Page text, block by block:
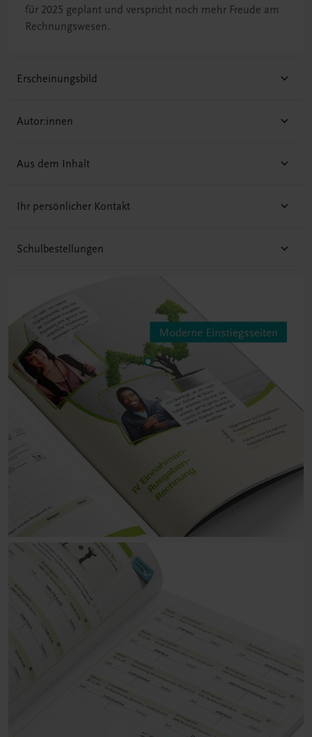
für 2025 geplant und verspricht noch mehr Freude am
Rechnungswesen.
Erscheinungsbild
Autor:innen
Aus dem Inhalt
Ihr persönlicher Kontakt
Schulbestellungen